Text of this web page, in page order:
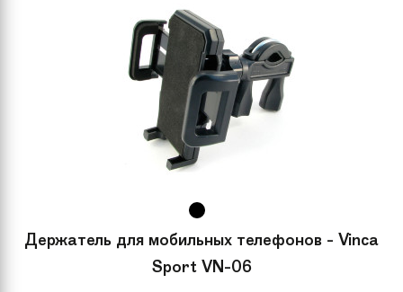
Держатель для мобильных телефонов - Vinca
Sport VN-06